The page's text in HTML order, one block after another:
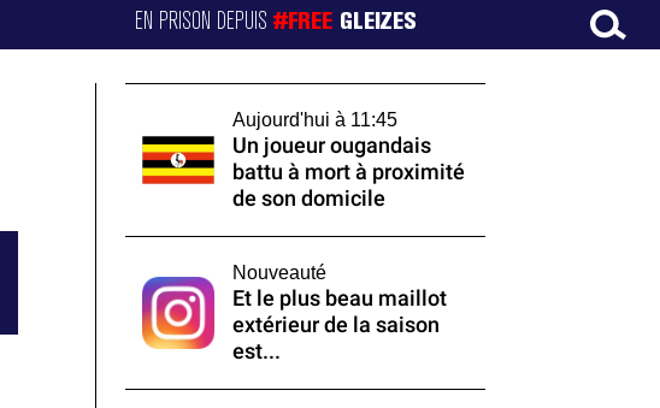
EN PRISON DEPUIS#FREE GLEIZES
Aujourd'hui à 11:45
Un joueur ougandais
battu à mort à proximité
de son domicile
Nouveauté
Et le plus beau maillot
extérieur de la saison
est...